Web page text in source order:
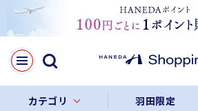
カテゴリ 羽田限定